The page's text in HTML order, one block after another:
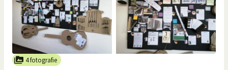
4 fotografie